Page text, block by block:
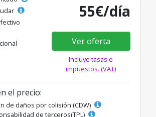
55€/día
Ver oferta
Incluye tasas e
impuestos. (VAT)
el precio:
de daños por colisión (CDW)
de terceros(TPL)